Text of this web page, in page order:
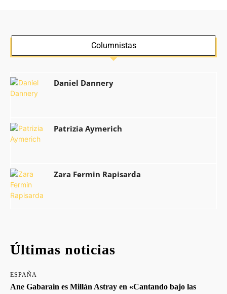
Columnistas
Daniel Dannery
Patrizia Aymerich
Zara Fermin Rapisarda
Últimas noticias
ESPAÑA
Ane Gabarain es Millán Astray en «Cantando bajo las